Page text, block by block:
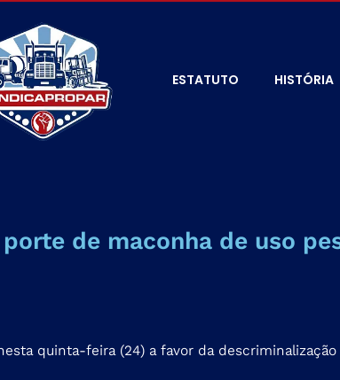
ESTATUTO HISTÓRIA
de maconha de uso
quinta-feira (24) a favor da